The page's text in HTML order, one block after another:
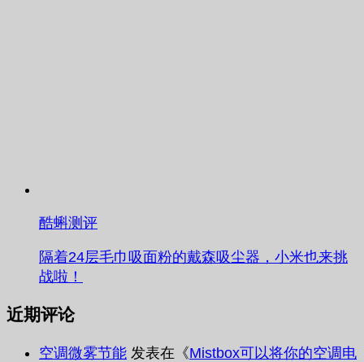
酷蝌测评
隔着24层毛巾吸面粉的戴森吸尘器，小米也来挑
战啦！
近期评论
空调微雾节能 发表在《Mistbox可以将你的空调电